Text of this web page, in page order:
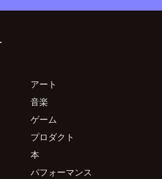
アート
音楽
ゲーム
プロダクト
本
パフォーマンス